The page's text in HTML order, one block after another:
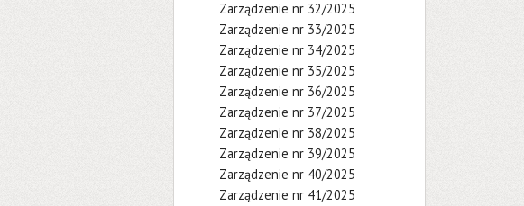
Zarządzenie nr 32/2025
Zarządzenie nr 33/2025
Zarządzenie nr 34/2025
Zarządzenie nr 35/2025
Zarządzenie nr 36/2025
Zarządzenie nr 37/2025
Zarządzenie nr 38/2025
Zarządzenie nr 39/2025
Zarządzenie nr 40/2025
Zarządzenie nr 41/2025